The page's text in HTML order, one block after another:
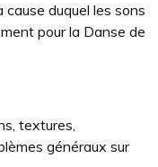
cause duquel les sons
pour la Danse de
textures,
généraux sur